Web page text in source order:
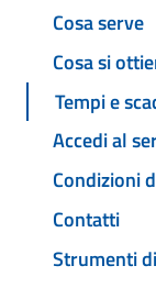
Cosa serve
Cosa si
Tempi e
Accedi al
Condizioni
Contatti
Strumenti